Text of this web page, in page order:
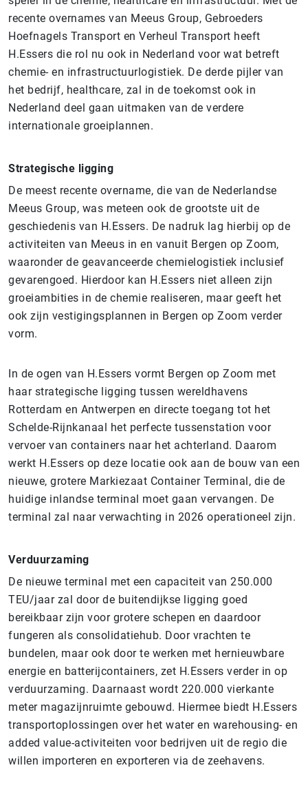
recente overnames van Meeus Group, Gebroeders
Hoefnagels Transport en Verheul Transport heeft
H.Essers die rol nu ook in Nederland voor wat betreft
chemie- en infrastructuurlogistiek. De derde pijler van
het bedrijf, healthcare, zal in de toekomst ook in
Nederland deel gaan uitmaken van de verdere
internationale groeiplannen.
Strategische ligging
De meest recente overname, die van de Nederlandse
Meeus Group, was meteen ook de grootste uit de
geschiedenis van H.Essers. De nadruk lag hierbij op de
activiteiten van Meeus in en vanuit Bergen op Zoom,
waaronder de geavanceerde chemielogistiek inclusief
gevarengoed. Hierdoor kan H.Essers niet alleen zijn
groeiambities in de chemie realiseren, maar geeft het
ook zijn vestigingsplannen in Bergen op Zoom verder
vorm.
In de ogen van H.Essers vormt Bergen op Zoom met
haar strategische ligging tussen wereldhavens
Rotterdam en Antwerpen en directe toegang tot het
Schelde-Rijnkanaal het perfecte tussenstation voor
vervoer van containers naar het achterland. Daarom
werkt H.Essers op deze locatie ook aan de bouw van een
nieuwe, grotere Markiezaat Container Terminal, die de
huidige inlandse terminal moet gaan vervangen. De
terminal zal naar verwachting in 2026 operationeel zijn.
Verduurzaming
De nieuwe terminal met een capaciteit van 250.000
TEU/jaar zal door de buitendijkse ligging goed
bereikbaar zijn voor grotere schepen en daardoor
fungeren als consolidatiehub. Door vrachten te
bundelen, maar ook door te werken met hernieuwbare
energie en batterijcontainers, zet H.Essers verder in op
verduurzaming. Daarnaast wordt 220.000 vierkante
meter magazijnruimte gebouwd. Hiermee biedt H.Essers
transportoplossingen over het water en warehousing- en
added value-activiteiten voor bedrijven uit de regio die
willen importeren en exporteren via de zeehavens.